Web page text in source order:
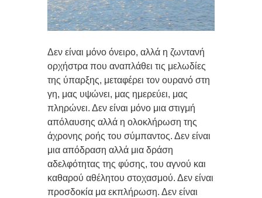
Δεν είναι μόνο όνειρο, αλλά η ζωντανή
ορχήστρα που αναπλάθει τις μελωδίες
της ύπαρξης, μεταφέρει τον ουρανό στη
γη, μας υψώνει, μας ημερεύει, μας
πληρώνει. Δεν είναι μόνο μια στιγμή
απόλαυσης αλλά η ολοκλήρωση της
άχρονης ροής του σύμπαντος. Δεν είναι
μια απόδραση αλλά μια δράση
αδελφότητας της φύσης, του αγνού και
καθαρού αθέλητου στοχασμού. Δεν είναι
προσδοκία μα εκπλήρωση. Δεν είναι